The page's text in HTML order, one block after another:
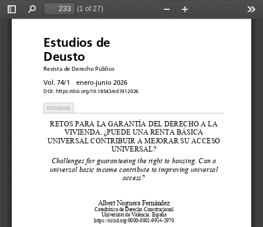
Toggle
Find
(1 of 27)
Zoom
Estudios de
Deusto
Revista de Derecho Público
Vol. 74/1 enero-junio 2026
DOI: https://doi.org/10.18543/ed7412026
ESTUDIOS
RETOS PARA LA GARANTÍA DEL DERECHO A LA
VIVIENDA. ¿PUEDE UNA RENTA BÁSICA
UNIVERSAL CONTRIBUIR A MEJORAR SU ACCESO
UNIVERSAL?
Challenges for guaranteeing the right to housing. Can a
universal basic income contribute to improving universal
access?
Albert Noguera Fernández
Catedrático de Derecho Constitucional
Universitat de València. España
https://orcid.org/0000-0001-9914-2970